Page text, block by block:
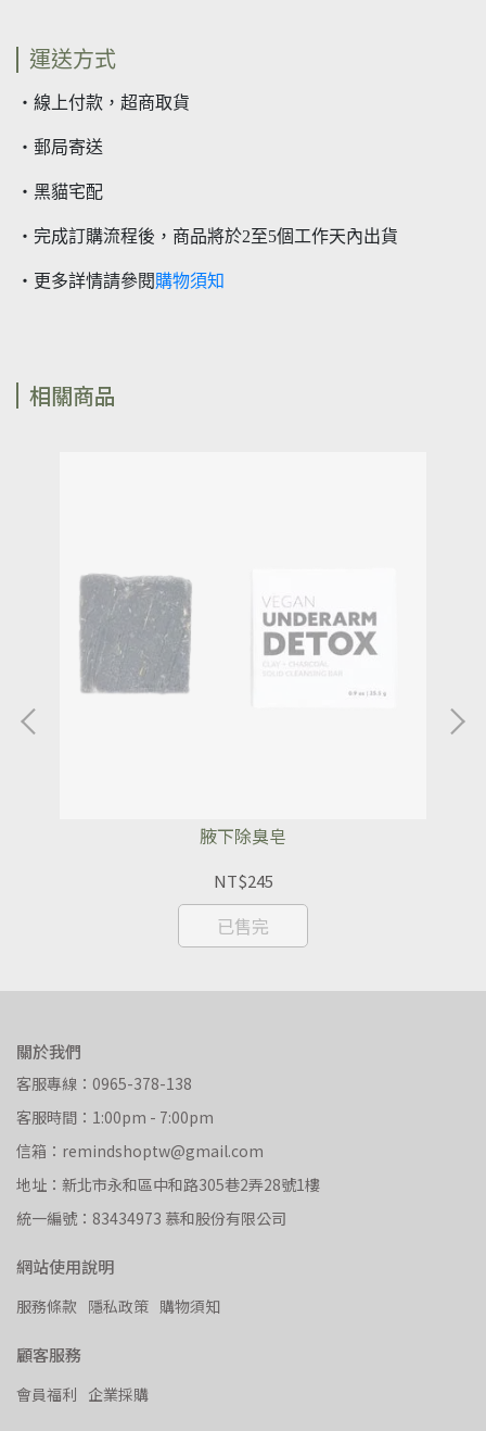
運送方式
・線上付款，超商取貨
・郵局寄送
・黑貓宅配
・完成訂購流程後，商品將於2至5個工作天內出貨
・更多詳情請參閱購物須知
相關商品
腋下除臭皂
NT$245
已售完
關於我們
客服專線：0965-378-138
客服時間：1:00pm - 7:00pm
信箱：remindshoptw@gmail.com
地址：新北市永和區中和路305巷2弄28號1樓
統一編號：83434973 慕和股份有限公司
網站使用說明
服務條款 隱私政策 購物須知
顧客服務
會員福利 企業採購